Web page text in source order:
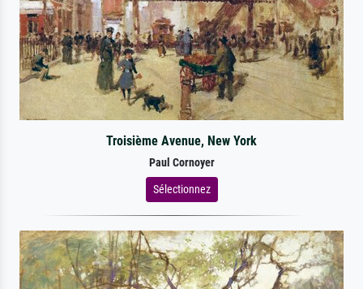
Troisième Avenue, New York
Paul Cornoyer
Sélectionnez